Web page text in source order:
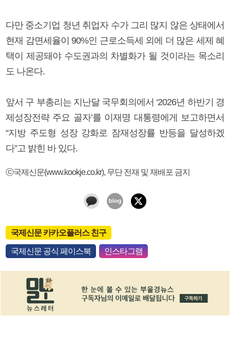
다만 중소기업 청년 취업자 수가 그리 많지 않은 상태에서
현재 감면세율이 90%인 근로소득세 외에 더 많은 세제 혜
택이 제공돼야 수도권과의 차별화가 될 것이라는 목소리
도 나온다.
앞서 구 부총리는 지난달 국무회의에서 ‘2026년 하반기 경
제성장전략 주요 골자’를 이재명 대통령에게 보고하면서
“지방 주도형 성장 강화로 잠재성장률 반등을 달성하겠
다”고 밝힌 바 있다.
ⓒ국제신문(www.kookje.co.kr), 무단 전재 및 재배포 금지
국제신문 카카오플러스 친구
국제신문 공식 페이스북 인스타그램